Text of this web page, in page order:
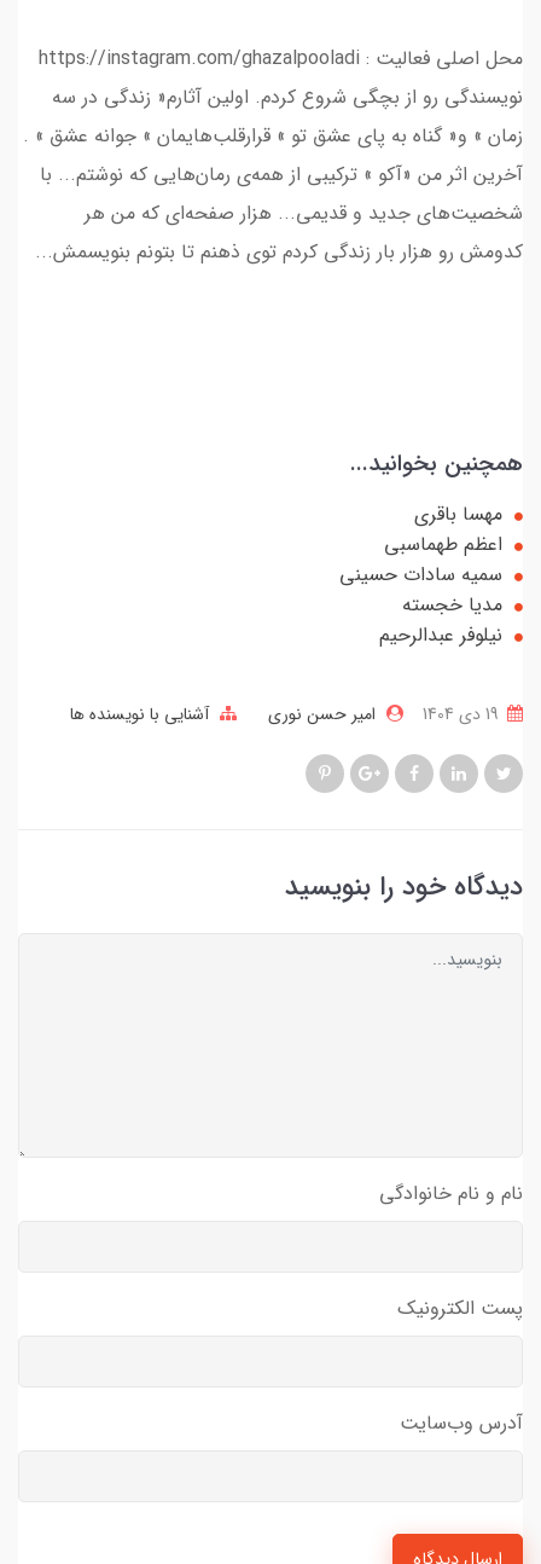
محل اصلی فعالیت : https://instagram.com/ghazalpooladi
نویسندگی رو از بچگی شروع کردم. اولین آثارم« زندگی در سه
زمان » و« گناه به پای عشق تو » قرارقلب‌هایمان » جوانه عشق » .
آخرین اثر من «آکو » ترکیبی از همه‌ی رمان‌هایی که نوشتم... با
شخصیت‌های جدید و قدیمی... هزار صفحه‌ای که من هر
کدومش رو هزار بار زندگی کردم توی ذهنم تا بتونم بنویسمش...
همچنین بخوانید...
مهسا باقری
اعظم طهماسبی
سمیه سادات حسینی
مدیا خجسته
نیلوفر عبدالرحیم
امیر حسن نوری آشنایی با نویسنده ها
دیدگاه خود را بنویسید
نام و نام خانوادگی
پست الکترونیک
آدرس وب‌سایت